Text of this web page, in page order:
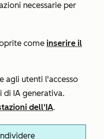
necessarie per
come inserire il
agli utenti l'accesso
di IA generativa.
dell'IA.